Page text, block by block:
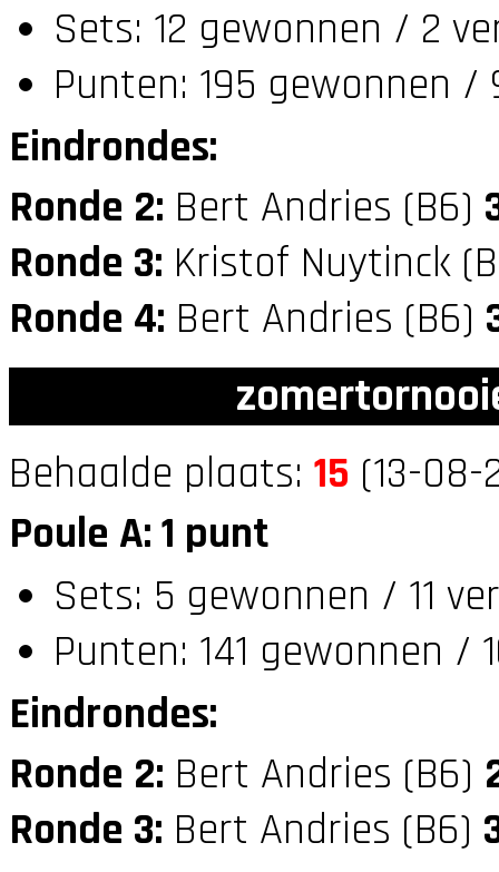
Sets: 12 gewonnen / 2
Punten: 195 gewonnen /
Eindrondes:
Ronde 2: Bert Andries (B6)
Ronde 3: Kristof Nuytinck
Ronde 4: Bert Andries (B6)
Behaalde plaats: 15 (13-08-
Poule A: 1 punt
Sets: 5 gewonnen / 11
Punten: 141 gewonnen /
Eindrondes:
Ronde 2: Bert Andries (B6)
Ronde 3: Bert Andries (B6)